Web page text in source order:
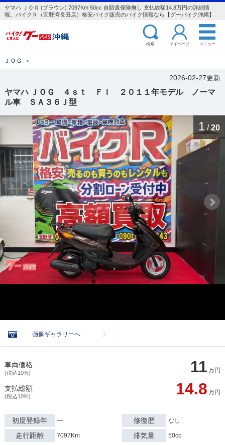
ヤマハ ＪＯＧ (ブラウン) 7097Km 50cc 自賠責保険無し 支払総額14.8万円の詳細情
報。バイクＲ（宜野湾長田店）格安バイク販売のバイク情報なら【グーバイク沖縄】
検索 マイページ メニュー
ＪＯＧ ＞
2026-02-27更新
ヤマハ ＪＯＧ ４ｓｔ ＦＩ ２０１１年モデル ノーマ
ル車 ＳＡ３６Ｊ型
1 / 20
画像ギャラリーへ
車両価格
(税込10%) 11 万円
支払総額
(税込10%) 14.8 万円
初度登録年 ― 修復歴 なし
走行距離 7097Km 排気量 50cc